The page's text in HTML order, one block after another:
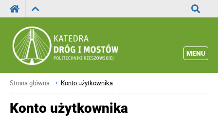
MENU
Strona główna Konto użytkownika
Konto użytkownika